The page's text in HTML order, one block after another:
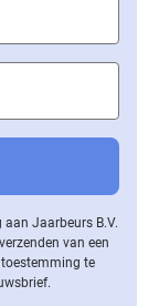
Jaarbeurs B.V.
van een
te